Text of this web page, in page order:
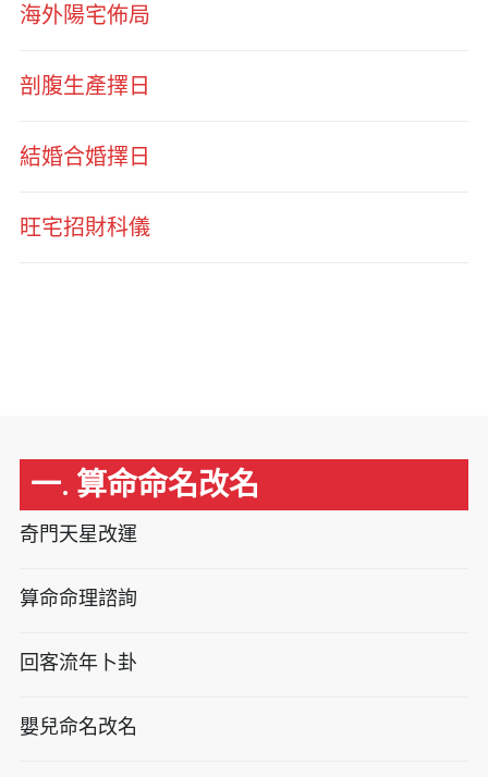
海外陽宅佈局
剖腹生產擇日
結婚合婚擇日
旺宅招財科儀
一. 算命命名改名
奇門天星改運
算命命理諮詢
回客流年卜卦
嬰兒命名改名